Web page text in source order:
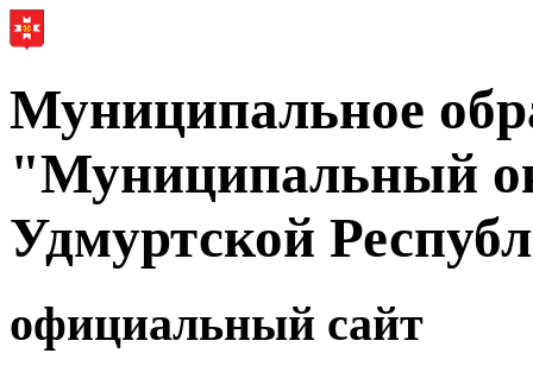
Муниципальное
"Муниципальный
Удмуртской
официальный сайт